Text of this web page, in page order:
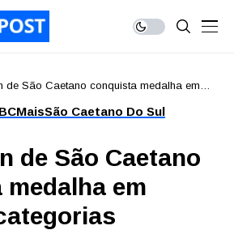
de São Caetano conquista medalha em
de São Paulo
MaisSão Caetano Do Sul
de São Caetano
em